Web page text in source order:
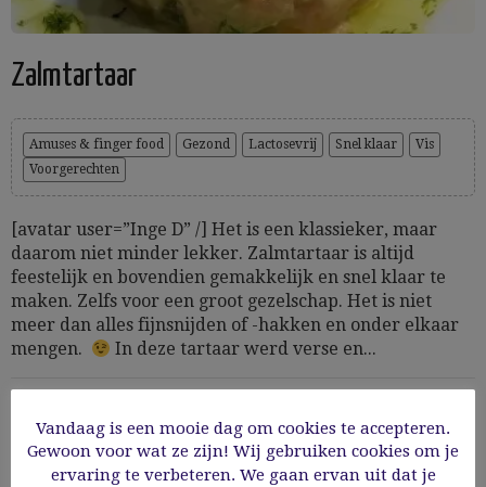
Zalmtartaar
Amuses & finger food Gezond Lactosevrij Snel klaar
Vis
Voorgerechten
[avatar user=”Inge D” /] Het is een klassieker, maar
daarom niet minder lekker. Zalmtartaar is altijd
feestelijk en bovendien gemakkelijk en snel klaar te
maken. Zelfs voor een groot gezelschap. Het is niet
meer dan alles fijnsnijden of -hakken en onder elkaar
mengen.
In deze tartaar werd verse en...
Vandaag is een mooie dag om cookies te accepteren.
Gewoon voor wat ze zijn! Wij gebruiken cookies om je
ervaring te verbeteren. We gaan ervan uit dat je